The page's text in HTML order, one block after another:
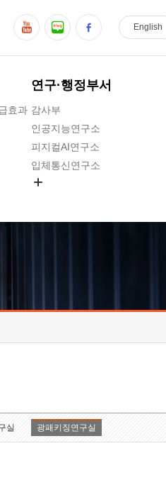
효과
연구·행정부서
감사부
인공지능연구소
피지컬AI연구소
입체통신연구소
호남권연구본부
기획본부
English
실 광패키징연구실